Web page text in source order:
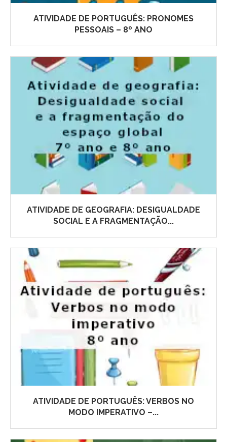
ATIVIDADE DE PORTUGUÊS: PRONOMES
PESSOAIS – 8º ANO
ATIVIDADE DE GEOGRAFIA: DESIGUALDADE
SOCIAL E A FRAGMENTAÇÃO...
ATIVIDADE DE PORTUGUÊS: VERBOS NO
MODO IMPERATIVO –...